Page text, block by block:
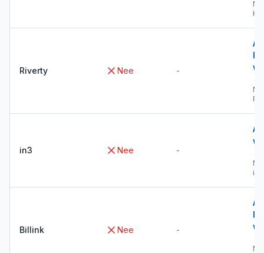
Riverty Nee -
→
in3 Nee -
→
in3
Billink Nee -
→